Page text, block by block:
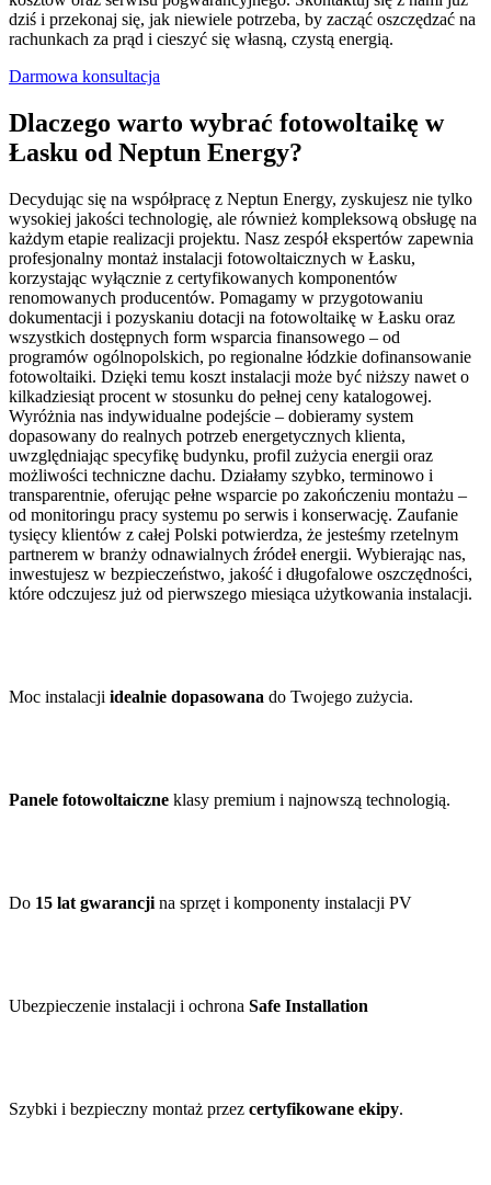
dziś i przekonaj się, jak niewiele potrzeba, by zacząć oszczędzać na
rachunkach za prąd i cieszyć się własną, czystą energią.
Darmowa konsultacja
Dlaczego warto wybrać fotowoltaikę w
Łasku od Neptun Energy?
Decydując się na współpracę z Neptun Energy, zyskujesz nie tylko
wysokiej jakości technologię, ale również kompleksową obsługę na
każdym etapie realizacji projektu. Nasz zespół ekspertów zapewnia
profesjonalny montaż instalacji fotowoltaicznych w Łasku,
korzystając wyłącznie z certyfikowanych komponentów
renomowanych producentów. Pomagamy w przygotowaniu
dokumentacji i pozyskaniu dotacji na fotowoltaikę w Łasku oraz
wszystkich dostępnych form wsparcia finansowego – od
programów ogólnopolskich, po regionalne łódzkie dofinansowanie
fotowoltaiki. Dzięki temu koszt instalacji może być niższy nawet o
kilkadziesiąt procent w stosunku do pełnej ceny katalogowej.
Wyróżnia nas indywidualne podejście – dobieramy system
dopasowany do realnych potrzeb energetycznych klienta,
uwzględniając specyfikę budynku, profil zużycia energii oraz
możliwości techniczne dachu. Działamy szybko, terminowo i
transparentnie, oferując pełne wsparcie po zakończeniu montażu –
od monitoringu pracy systemu po serwis i konserwację. Zaufanie
tysięcy klientów z całej Polski potwierdza, że jesteśmy rzetelnym
partnerem w branży odnawialnych źródeł energii. Wybierając nas,
inwestujesz w bezpieczeństwo, jakość i długofalowe oszczędności,
które odczujesz już od pierwszego miesiąca użytkowania instalacji.
Moc instalacji idealnie dopasowana do Twojego zużycia.
Panele fotowoltaiczne klasy premium i najnowszą technologią.
Do 15 lat gwarancji na sprzęt i komponenty instalacji PV
Ubezpieczenie instalacji i ochrona Safe Installation
Szybki i bezpieczny montaż przez certyfikowane ekipy.